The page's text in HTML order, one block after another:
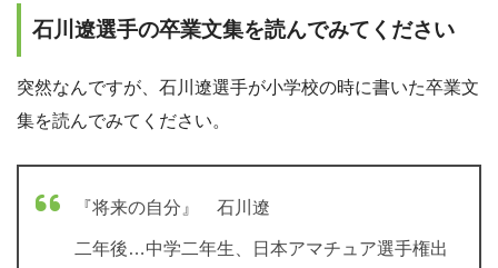
石川遼選手の卒業文集を読んでみてください
突然なんですが、石川遼選手が小学校の時に書いた卒業文
集を読んでみてください。
『将来の自分』 石川遼
二年後…中学二年生、日本アマチュア選手権出